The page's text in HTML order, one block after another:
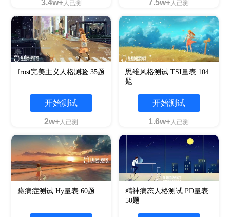
3.4w+人已测 7.5w+人已测
frost完美主义人格测验 35题
开始测试
2w+人已测
思维风格测试 TSI量表 104
题
开始测试
1.6w+人已测
癔病症测试 Hy量表 60题
精神病态人格测试 PD量表
50题